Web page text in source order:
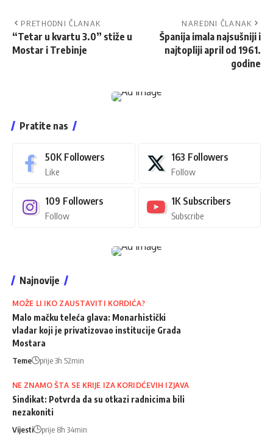
PRETHODNI ČLANAK
“Tetar u kvartu 3.0” stiže u
Mostar i Trebinje
NAREDNI ČLANAK
Španija imala najsušniji i
najtopliji april od 1961.
godine
Pratite nas
50K Followers
Like
163 Followers
Follow
109 Followers
Follow
1K Subscribers
Subscribe
Najnovije
MOŽE LI IKO ZAUSTAVITI KORDIĆA?
Malo mačku teleća glava: Monarhistički
vladar koji je privatizovao institucije Grada
Mostara
Teme prije 3h 52min
NE ZNAMO ŠTA SE KRIJE IZA KORIDĆEVIH IZJAVA
Sindikat: Potvrda da su otkazi radnicima bili
nezakoniti
Vijesti prije 8h 34min